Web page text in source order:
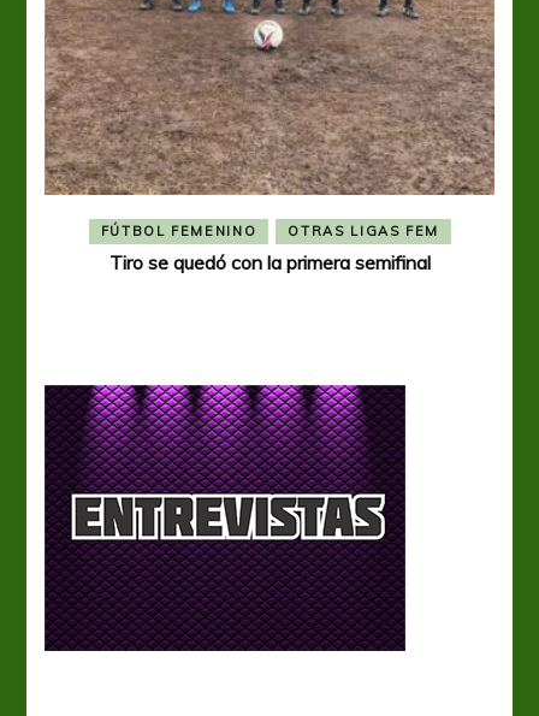
FÚTBOL FEMENINO OTRAS LIGAS FEM
Tiro se quedó con la primera semifinal